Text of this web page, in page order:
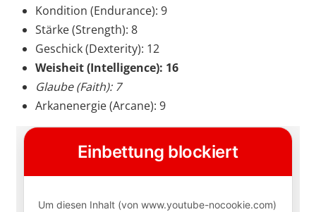
Kondition (Endurance): 9
Stärke (Strength): 8
Geschick (Dexterity): 12
Weisheit (Intelligence): 16
Glaube (Faith): 7
Arkanenergie (Arcane): 9